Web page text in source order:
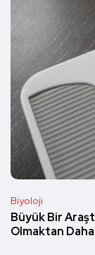
Biyoloji
Büyük Bir
Olmaktan